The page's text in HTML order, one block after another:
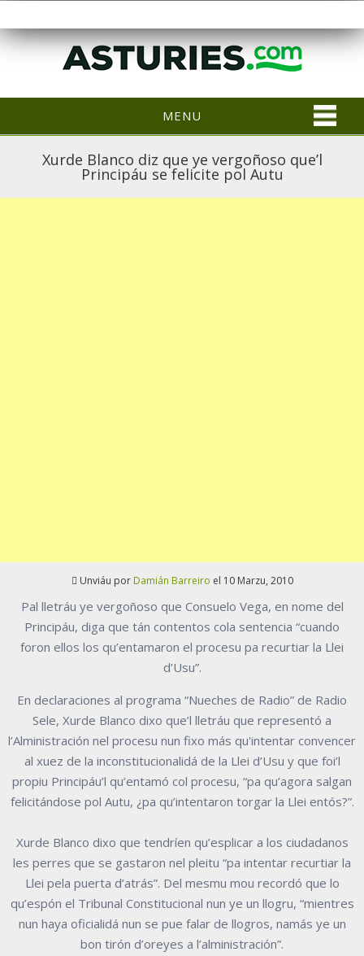
MENU
Xurde Blanco diz que ye vergoñoso que’l
Principáu se felicite pol Autu
Unviáu por Damián Barreiro el 10 Marzu, 2010
Pal lletráu ye vergoñoso que Consuelo Vega, en nome del
Principáu, diga que tán contentos cola sentencia “cuando
foron ellos los qu’entamaron el procesu pa recurtiar la Llei
d’Usu”.
En declaraciones al programa “Nueches de Radio” de Radio
Sele, Xurde Blanco dixo que’l lletráu que representó a
l’Alministración nel procesu nun fixo más qu'intentar convencer
al xuez de la inconstitucionalidá de la Llei d’Usu y que foi’l
propiu Principáu’l qu’entamó col procesu, “pa qu’agora salgan
felicitándose pol Autu, ¿pa qu’intentaron torgar la Llei entós?”.
Xurde Blanco dixo que tendríen qu’esplicar a los ciudadanos
les perres que se gastaron nel pleitu “pa intentar recurtiar la
Llei pela puerta d’atrás”. Del mesmu mou recordó que lo
qu’espón el Tribunal Constitucional nun ye un llogru, “mientres
nun haya oficialidá nun se pue falar de llogros, namás ye un
bon tirón d’oreyes a l’alministración”.